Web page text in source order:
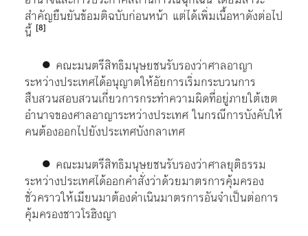
สำคัญยืนยันข้อมติฉบับก่อนหน้า แต่ได้เพิ่มเนื้อหาดังต่อไป
นี้ [8]
● คณะมนตรีสิทธิมนุษยชนรับรองว่าศาลอาญา
ระหว่างประเทศได้อนุญาตให้อัยการเริ่มกระบวนการ
สืบสวนสอบสวนเกี่ยวการกระทำความผิดที่อยู่ภายใต้เขต
อำนาจของศาลอาญาระหว่างประเทศ ในกรณีการบังคับให้
คนต้องออกไปยังประเทศบังกลาเทศ
● คณะมนตรีสิทธิมนุษยชนรับรองว่าศาลยุติธรรม
ระหว่างประเทศได้ออกคำสั่งว่าด้วยมาตรการคุ้มครอง
ชั่วคราวให้เมียนมาต้องดำเนินมาตรการอันจำเป็นต่อการ
คุ้มครองชาวโรฮิงญา